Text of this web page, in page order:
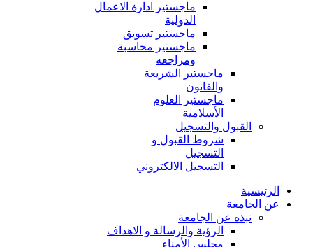
ماجستير ادارة الاعمال
الدولية
ماجستير تسويق
ماجستير محاسبة
ومراجعه
ماجستير الشريعة
والقانون
ماجستير العلوم
الأسلامية
القبول والتسجيل
شروط القبول و
التسجيل
التسجيل الالكتروني
الرئيسية
عن الجامعة
نبذه عن الجامعة
الرؤية والرسالة و الاهداف
مجلس الأمناء